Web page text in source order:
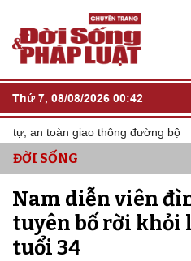
Thứ 7, 08/08/2026 00:42
toàn giao thông đường bộ
ĐỜI SỐNG
Nam diễn viên
tuyên bố rời khỏi
tuổi 34